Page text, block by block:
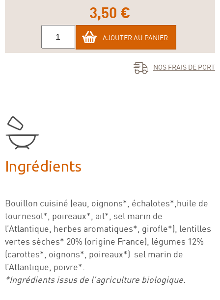
3,50 €
AJOUTER AU PANIER
NOS FRAIS DE PORT
Ingrédients
Bouillon cuisiné (eau, oignons*, échalotes*,huile de
tournesol*, poireaux*, ail*, sel marin de
l’Atlantique, herbes aromatiques*, girofle*), lentilles
vertes sèches* 20% (origine France), légumes 12%
(carottes*, oignons*, poireaux*) sel marin de
l’Atlantique, poivre*.
*Ingrédients issus de l'agriculture biologique.